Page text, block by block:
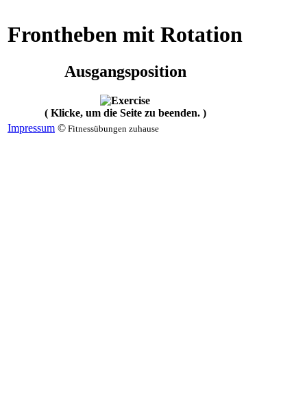
Frontheben mit Rotation
Ausgangsposition
( Klicke, um die Seite zu beenden. )
Impressum © Fitnessübungen zuhause